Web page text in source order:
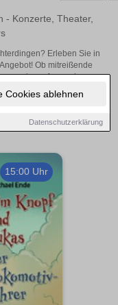
Cookies ablehnen
Datenschutzerklärung
- Konzerte, Theater,
Erleben Sie in
Ob mitreißende
oder aufregende
finden alles im Überblick
15:00 Uhr